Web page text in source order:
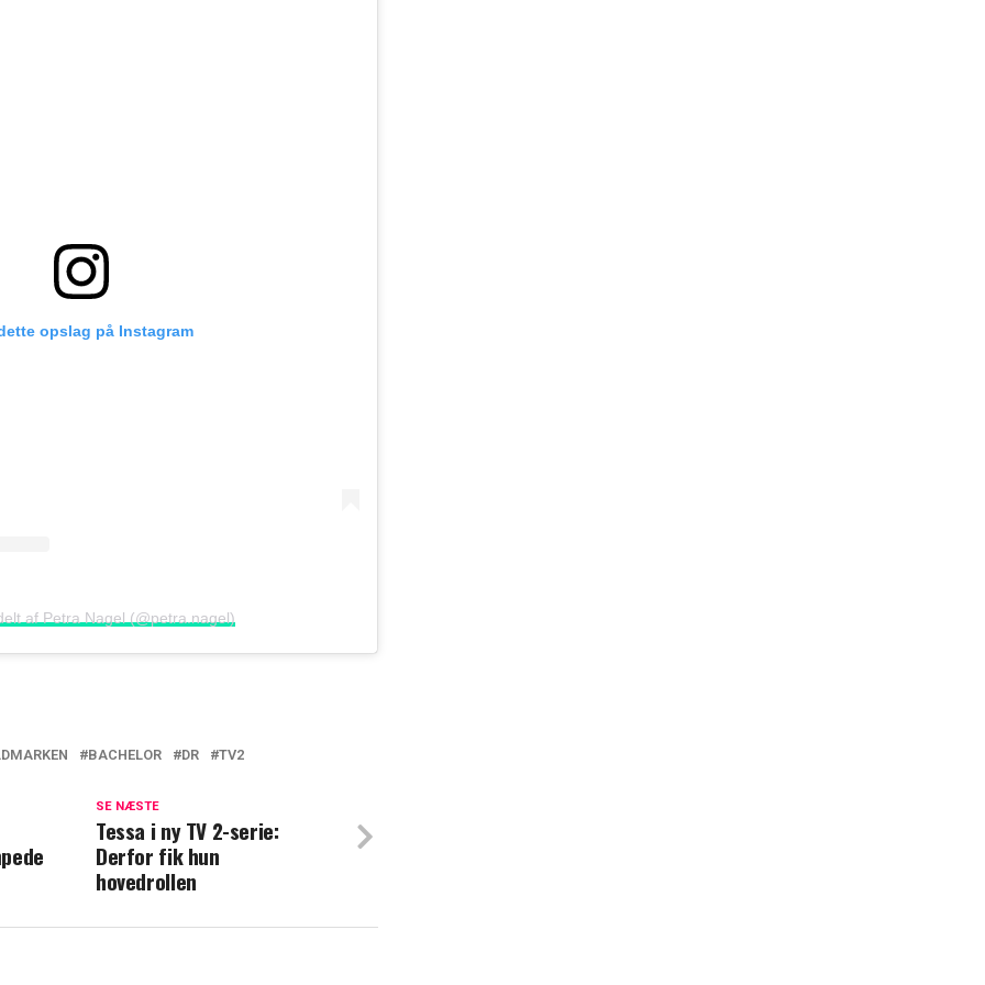
opslag på Instagram
af Petra Nagel (@petra.nagel)
Hvilken er Danmarks bedste tv-
BACHELOR DR TV2
SE NÆSTE
Tessa i ny TV 2-serie:
Derfor fik hun
hovedrollen